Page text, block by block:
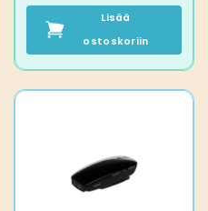
Lisää
ostoskoriin